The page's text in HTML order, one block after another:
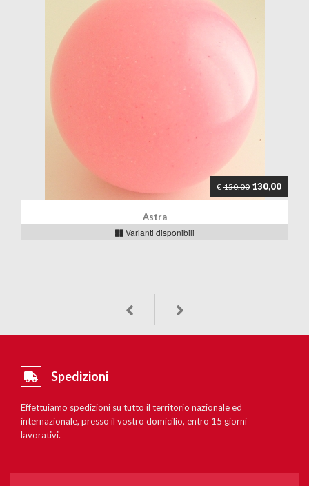
€ 150,00 130,00
Astra
Varianti disponibili
Spedizioni
Effettuiamo spedizioni su tutto il territorio nazionale ed
internazionale, presso il vostro domicilio, entro 15 giorni
lavorativi.